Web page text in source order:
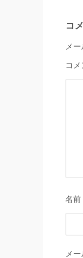
コ
メ
コ
名
メ